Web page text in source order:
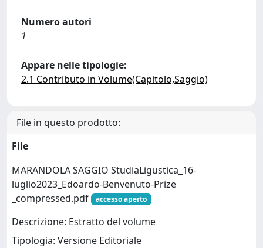
Numero autori
1
Appare nelle tipologie:
2.1 Contributo in Volume(Capitolo,Saggio)
File in questo prodotto:
File
MARANDOLA SAGGIO StudiaLigustica_16-
luglio2023_Edoardo-Benvenuto-Prize
_compressed.pdf
accesso aperto
Descrizione: Estratto del volume
Tipologia: Versione Editoriale